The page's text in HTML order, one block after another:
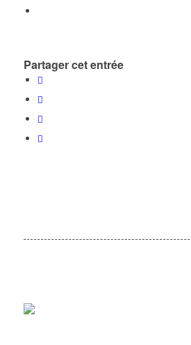
Partager cet entrée